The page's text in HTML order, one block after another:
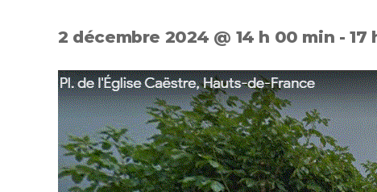
2 décembre 2024 @ 14 h 00 min - 17